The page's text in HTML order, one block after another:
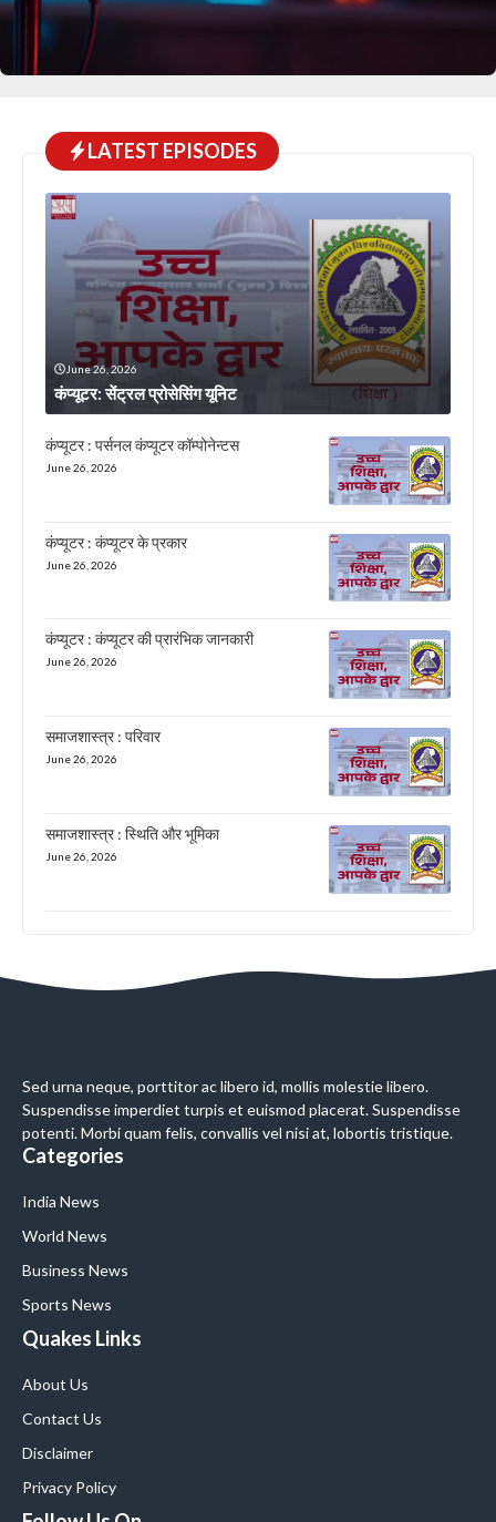
LATEST EPISODES
June 26, 2026
कंप्यूटर: सेंट्रल प्रोसेसिंग यूनिट
कंप्यूटर : पर्सनल कंप्यूटर कॉम्पोनेन्टस
June 26, 2026
कंप्यूटर : कंप्यूटर के प्रकार
June 26, 2026
कंप्यूटर : कंप्यूटर की प्रारंभिक जानकारी
June 26, 2026
समाजशास्त्र : परिवार
June 26, 2026
समाजशास्त्र : स्थिति और भूमिका
June 26, 2026
Sed urna neque, porttitor ac libero id, mollis molestie libero.
Suspendisse imperdiet turpis et euismod placerat. Suspendisse
potenti. Morbi quam felis, convallis vel nisi at, lobortis tristique.
Categories
India News
World News
Business News
Sports News
Quakes Links
About Us
Contact Us
Disclaimer
Privacy Policy